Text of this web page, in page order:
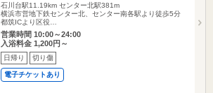
石川台駅11.19km センター北駅381m
横浜市営地下鉄センター北、センター南各駅より徒歩5分
都筑ICより区役…
営業時間 10:00～24:00
入浴料金 1,200円～
日帰り 切り傷
電子チケットあり